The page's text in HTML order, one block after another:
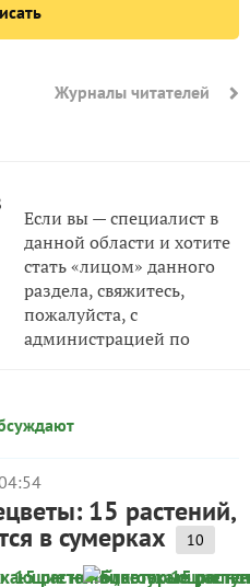
Журналы читателей
Если вы — специалист в
данной области и хотите
стать «лицом» данного
раздела, свяжитесь,
пожалуйста, с
администрацией по
15 растений,
в сумерках 10